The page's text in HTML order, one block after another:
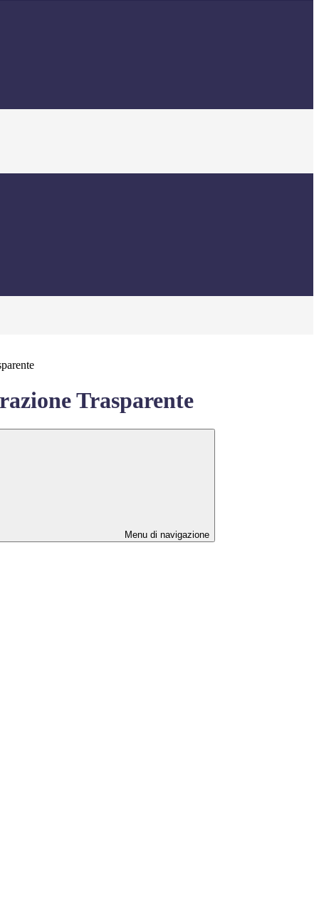
Trasparente
Menu di navigazione